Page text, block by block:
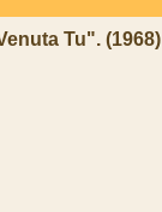
Tu". (1968)